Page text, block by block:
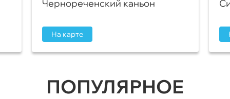
Чернореченский каньон
На карте
ПОПУЛЯРНОЕ